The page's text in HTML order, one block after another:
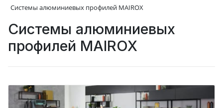
Системы алюминиевых профилей MAIROX
Системы алюминиевых
профилей MAIROX